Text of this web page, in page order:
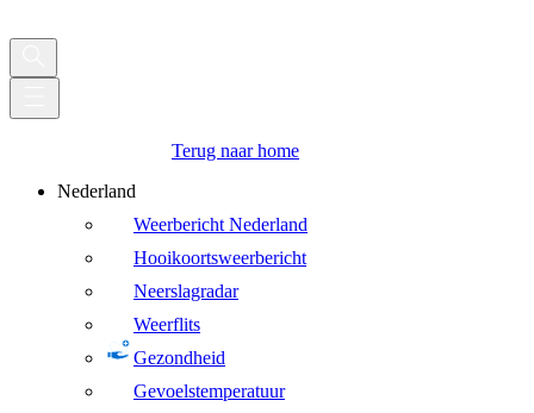
Terug naar home
Nederland
Weerbericht Nederland
Hooikoortsweerbericht
Neerslagradar
Weerflits
Gezondheid
Gevoelstemperatuur